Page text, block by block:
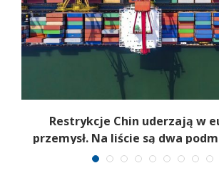
Restrykcje Chin uderzają w
przemysł. Na liście są dwa